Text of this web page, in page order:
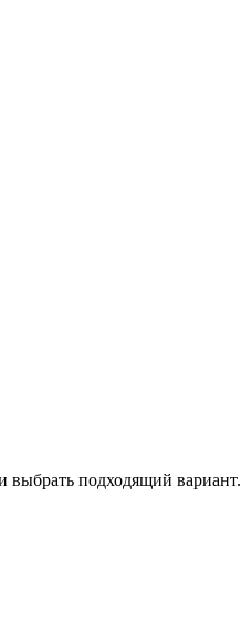
выбрать подходящий вариант.